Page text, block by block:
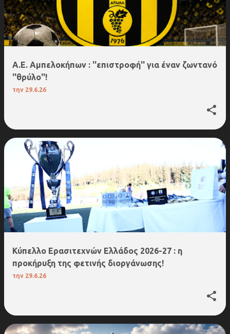
Α.Ε. Αμπελοκήπων : ''επιστροφή'' για έναν ζωντανό
''θρύλο''!
την 29.6.26
Κύπελλο Ερασιτεχνών Ελλάδος 2026-27 : η
προκήρυξη της φετινής διοργάνωσης!
την 29.6.26